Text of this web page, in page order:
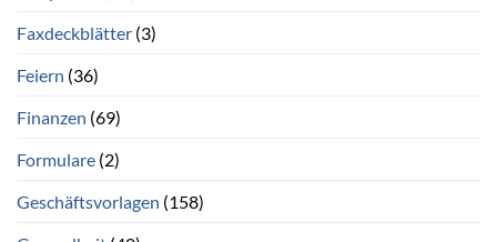
Faxdeckblätter (3)
Feiern (36)
Finanzen (69)
Formulare (2)
Geschäftsvorlagen (158)